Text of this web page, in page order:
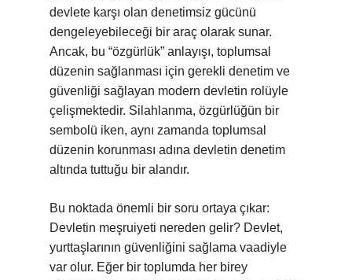
devlete karşı olan denetimsiz gücünü
dengeleyebileceği bir araç olarak sunar.
Ancak, bu “özgürlük” anlayışı, toplumsal
düzenin sağlanması için gerekli denetim ve
güvenliği sağlayan modern devletin rolüyle
çelişmektedir. Silahlanma, özgürlüğün bir
sembolü iken, aynı zamanda toplumsal
düzenin korunması adına devletin denetim
altında tuttuğu bir alandır.
Bu noktada önemli bir soru ortaya çıkar:
Devletin meşruiyeti nereden gelir? Devlet,
yurttaşlarının güvenliğini sağlama vaadiyle
var olur. Eğer bir toplumda her birey